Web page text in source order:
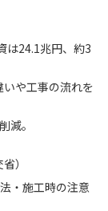
は24.1兆円、約3
や工事の流れを
減。
）
・施工時の注意